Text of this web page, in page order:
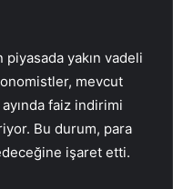
yakın vadeli
mevcut
faiz indirimi
Bu durum, para
işaret etti.